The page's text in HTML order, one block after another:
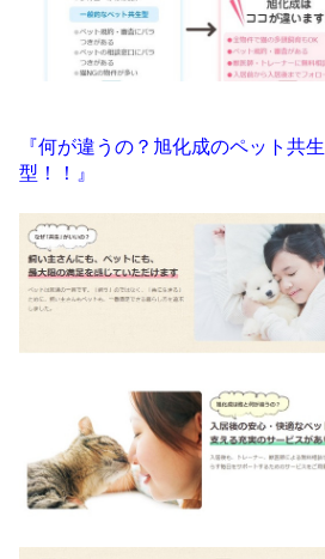
『何が違うの？旭化成のペット共生
型！！』